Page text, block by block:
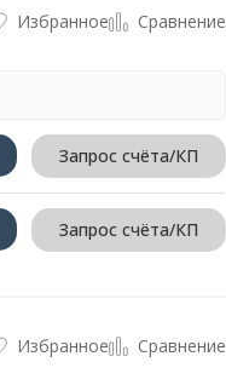
Избранное Сравнение
Запрос счёта/КП
Запрос счёта/КП
Избранное Сравнение